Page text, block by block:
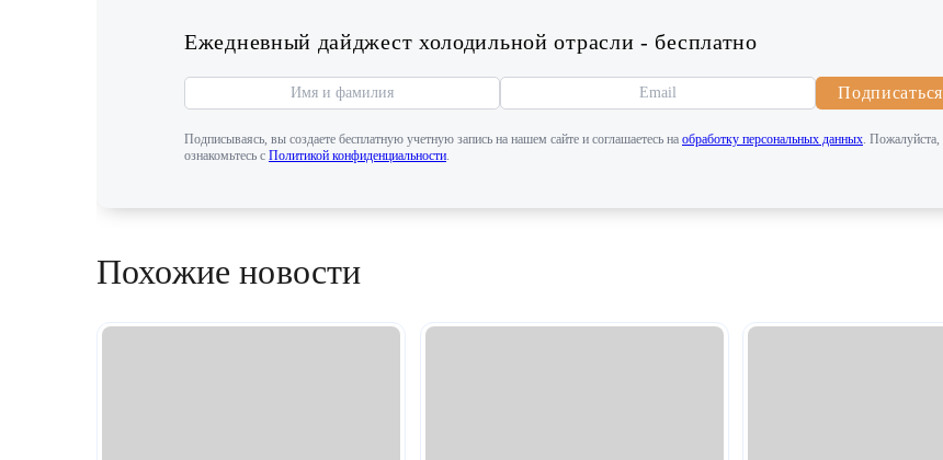
Ежедневный дайджест холодильной отрасли - бесплатно
Подписаться
Подписываясь, вы создаете бесплатную учетную запись на нашем сайте и соглашаетесь на обработку персональных данных. Пожалуйста,
ознакомьтесь с Политикой конфиденциальности.
Похожие новости